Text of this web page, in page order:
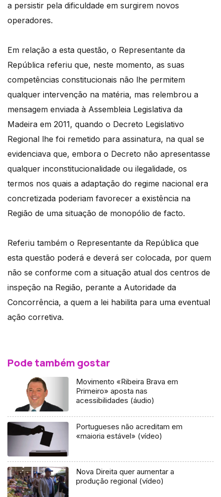
a persistir pela dificuldade em surgirem novos
operadores.
Em relação a esta questão, o Representante da
República referiu que, neste momento, as suas
competências constitucionais não lhe permitem
qualquer intervenção na matéria, mas relembrou a
mensagem enviada à Assembleia Legislativa da
Madeira em 2011, quando o Decreto Legislativo
Regional lhe foi remetido para assinatura, na qual se
evidenciava que, embora o Decreto não apresentasse
qualquer inconstitucionalidade ou ilegalidade, os
termos nos quais a adaptação do regime nacional era
concretizada poderiam favorecer a existência na
Região de uma situação de monopólio de facto.
Referiu também o Representante da República que
esta questão poderá e deverá ser colocada, por quem
não se conforme com a situação atual dos centros de
inspeção na Região, perante a Autoridade da
Concorrência, a quem a lei habilita para uma eventual
ação corretiva.
Pode também gostar
Movimento «Ribeira Brava em
Primeiro» aposta nas
acessibilidades (áudio)
Portugueses não acreditam em
«maioria estável» (vídeo)
Nova Direita quer aumentar a
produção regional (vídeo)